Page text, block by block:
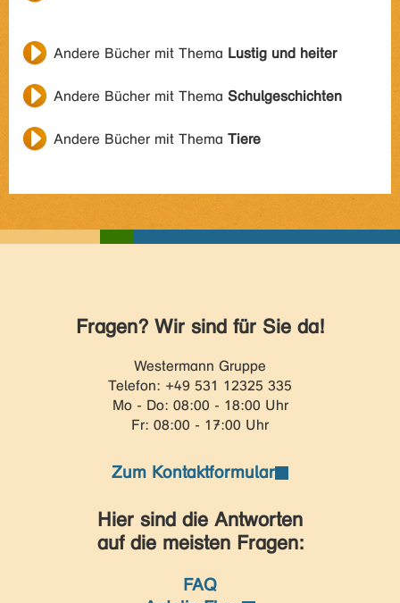
Andere Bücher mit Thema Lustig und heiter
Andere Bücher mit Thema Schulgeschichten
Andere Bücher mit Thema Tiere